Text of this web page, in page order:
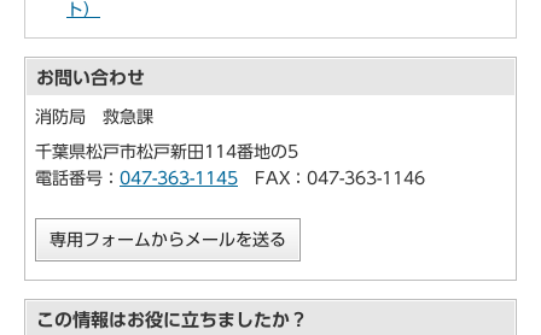
ト）
お問い合わせ
消防局 救急課
千葉県松戸市松戸新田114番地の5
電話番号： 047-363-1145 FAX：047-363-1146
専用フォームからメールを送る
この情報はお役に立ちましたか？